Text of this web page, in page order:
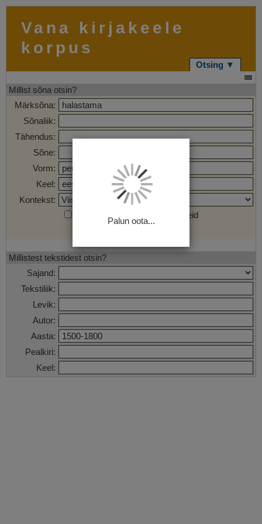
Vana kirjakeele
korpus
Otsing ▼
Millist sõna otsin?
Märksõna:
Sõnaliik:
Tähendus:
Sõne:
Vorm:
Keel:
Kontekst:
Otsi märgendatud sõnaühendeid
Millistest tekstidest otsin?
Sajand:
Tekstiliik:
Levik:
Autor:
Aasta:
Pealkiri:
Keel:
Palun oota...